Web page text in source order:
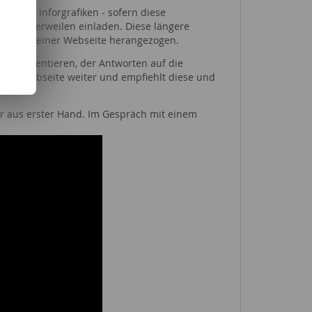
oder Inforgrafiken - sofern diese
Verweilen einladen. Diese längere
einer Webseite herangezogen.
zu präsentieren, der Antworten auf die
Webseite weiter und empfiehlt diese und
erster Hand. Im Gespräch mit einem